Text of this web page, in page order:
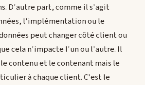
D'autre part, comme il s'agit
l'implémentation ou le
peut changer côté client ou
cela n'impacte l'un ou l'autre. Il
contenu et le contenant mais le
à chaque client. C'est le